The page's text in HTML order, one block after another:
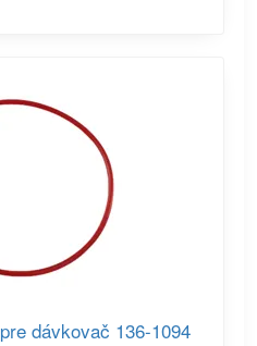
dávkovač 136-1094